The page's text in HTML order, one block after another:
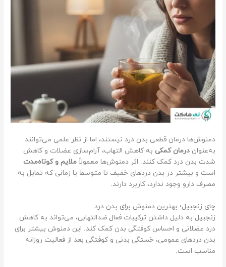
دمنوش‌ها درمان قطعی بدن درد نیستند، اما از نظر علمی می‌توانند
به‌عنواندرمان کمکی به کاهش التهاب، آرام‌سازی عضلات و کاهش
شدت بدن درد کمک کنند. اثر دمنوش‌ها معمولاًملایم و کوتاه‌مدت
است و بیشتر در بدن دردهای خفیف تا متوسط یا زمانی که تمایل به
مصرف دارو وجود ندارد، کاربرد دارند.
چای زنجبیل؛ بهترین دمنوش برای بدن درد
زنجبیل به دلیل داشتن ترکیبات فعال ضدالتهابی، می‌تواند به کاهش
درد عضلانی و احساس کوفتگی بدن کمک کند. این دمنوش بیشتر برای
بدن دردهای عمومی، خستگی بدنی و کوفتگی بعد از فعالیت روزانه
مناسب است.